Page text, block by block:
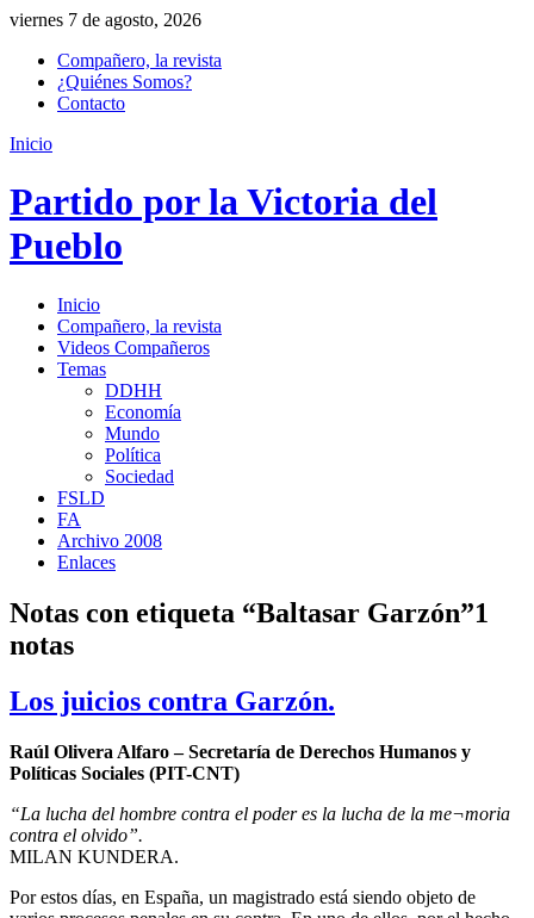
viernes 7 de agosto, 2026
Compañero, la revista
¿Quiénes Somos?
Contacto
Inicio
Partido por la Victoria del
Pueblo
Inicio
Compañero, la revista
Videos Compañeros
Temas
DDHH
Economía
Mundo
Política
Sociedad
FSLD
FA
Archivo 2008
Enlaces
Notas con etiqueta “Baltasar Garzón”1
notas
Los juicios contra Garzón.
Raúl Olivera Alfaro – Secretaría de Derechos Humanos y
Políticas Sociales (PIT-CNT)
“La lucha del hombre contra el poder es la lucha de la me¬moria
contra el olvido”.
MILAN KUNDERA.
Por estos días, en España, un magistrado está siendo objeto de